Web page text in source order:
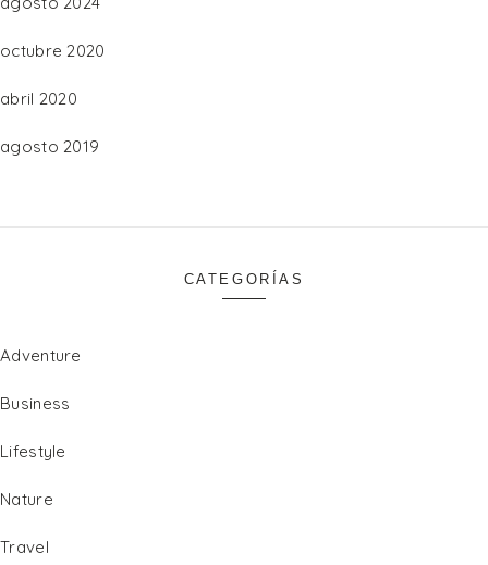
octubre 2020
abril 2020
agosto 2019
CATEGORÍAS
Adventure
Business
Lifestyle
Nature
Travel